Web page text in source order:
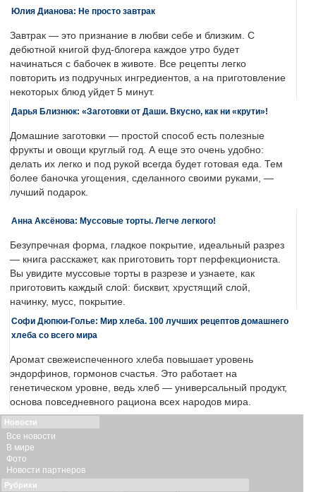
Юлия Дианова: Не просто завтрак
Завтрак — это признание в любви себе и близким. С
дебютной книгой фуд-блогера каждое утро будет
начинаться с бабочек в животе. Все рецепты легко
повторить из подручных ингредиентов, а на приготовление
некоторых блюд уйдет 5 минут.
Дарья Близнюк: «Заготовки от Даши. Вкусно, как ни «крути»!
Домашние заготовки — простой способ есть полезные
фрукты и овощи круглый год. А еще это очень удобно:
делать их легко и под рукой всегда будет готовая еда. Тем
более баночка угощения, сделанного своими руками, —
лучший подарок.
Анна Аксёнова: Муссовые торты. Легче легкого!
Безупречная форма, гладкое покрытие, идеальный разрез
— книга расскажет, как приготовить торт перфекциониста.
Вы увидите муссовые торты в разрезе и узнаете, как
приготовить каждый слой: бисквит, хрустящий слой,
начинку, мусс, покрытие.
Софи Дюпюи-Голье: Мир хлеба. 100 лучших рецептов домашнего
хлеба со всего мира
Аромат свежеиспеченного хлеба повышает уровень
эндорфинов, гормонов счастья. Это работает на
генетическом уровне, ведь хлеб — универсальный продукт,
основа повседневного рациона всех народов мира.
Новости
Все новости
В мире
Фото
Новости партнеров
Рубрики